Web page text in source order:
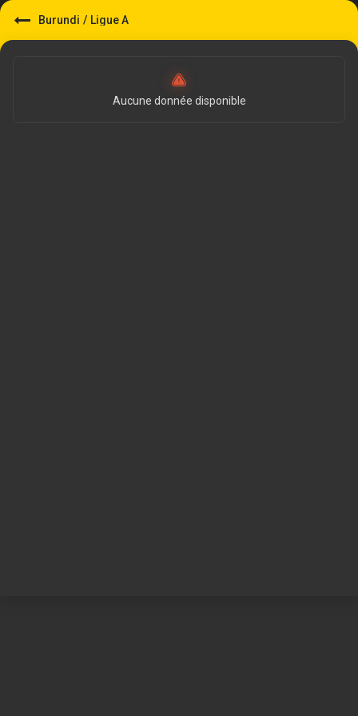
Burundi / Ligue A
Aucune donnée disponible